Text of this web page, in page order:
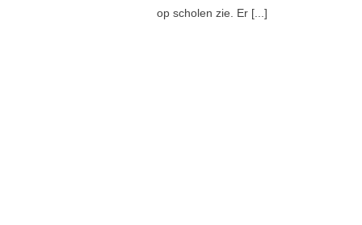
op scholen zie. Er [...]